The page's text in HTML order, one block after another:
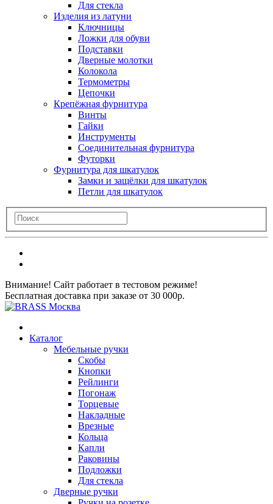
Для стекла
Изделия из латуни
Ключницы
Ложки для обуви
Подставки
Дверные молотки
Колокола
Термометры
Цепочки
Крепёжная фурнитура
Винты
Гайки
Инструменты
Соединительная фурнитура
Футорки
Фурнитура для шкатулок
Замки и защёлки для шкатулок
Петли для шкатулок
Внимание! Сайт работает в тестовом режиме!
Бесплатная доставка при заказе от 30 000р.
Каталог
Мебельные ручки
Скобы
Кнопки
Рейлинги
Погонаж
Торцевые
Накладные
Врезные
Кольца
Капли
Раковины
Подложки
Для стекла
Дверные ручки